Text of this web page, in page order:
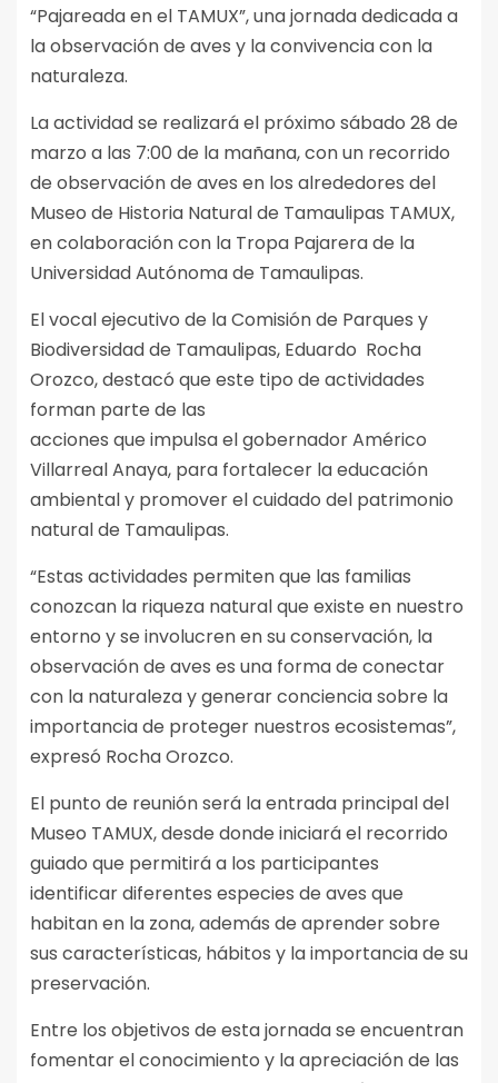
“Pajareada en el TAMUX”, una jornada dedicada a
la observación de aves y la convivencia con la
naturaleza.
La actividad se realizará el próximo sábado 28 de
marzo a las 7:00 de la mañana, con un recorrido
de observación de aves en los alrededores del
Museo de Historia Natural de Tamaulipas TAMUX,
en colaboración con la Tropa Pajarera de la
Universidad Autónoma de Tamaulipas.
El vocal ejecutivo de la Comisión de Parques y
Biodiversidad de Tamaulipas, Eduardo Rocha
Orozco, destacó que este tipo de actividades
forman parte de las
acciones que impulsa el gobernador Américo
Villarreal Anaya, para fortalecer la educación
ambiental y promover el cuidado del patrimonio
natural de Tamaulipas.
“Estas actividades permiten que las familias
conozcan la riqueza natural que existe en nuestro
entorno y se involucren en su conservación, la
observación de aves es una forma de conectar
con la naturaleza y generar conciencia sobre la
importancia de proteger nuestros ecosistemas”,
expresó Rocha Orozco.
El punto de reunión será la entrada principal del
Museo TAMUX, desde donde iniciará el recorrido
guiado que permitirá a los participantes
identificar diferentes especies de aves que
habitan en la zona, además de aprender sobre
sus características, hábitos y la importancia de su
preservación.
Entre los objetivos de esta jornada se encuentran
fomentar el conocimiento y la apreciación de las